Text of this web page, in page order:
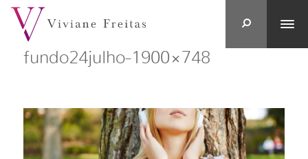
fundo24julho-1900×748